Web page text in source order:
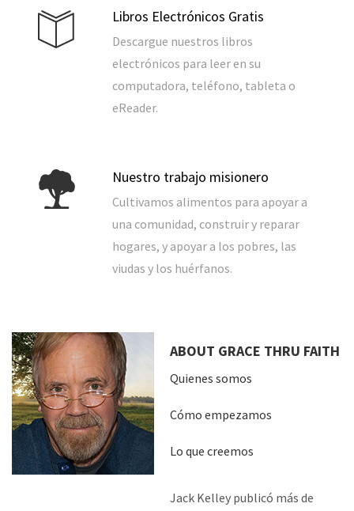
Libros Electrónicos Gratis
Descargue nuestros libros
electrónicos para leer en su
computadora, teléfono, tableta o
eReader.
Nuestro trabajo misionero
Cultivamos alimentos para apoyar a
una comunidad, construir y reparar
hogares, y apoyar a los pobres, las
viudas y los huérfanos.
ABOUT GRACE THRU FAITH
Quienes somos
Cómo empezamos
Lo que creemos
Jack Kelley publicó más de